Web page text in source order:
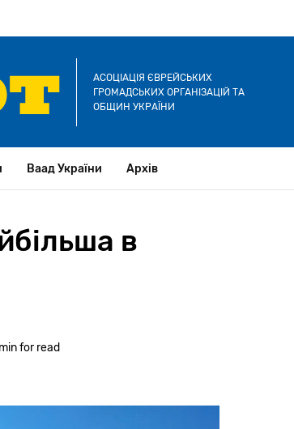
АСОЦІАЦІЯ ЄВРЕЙСЬКИХ
ГРОМАДСЬКИХ ОРГАНІЗАЦІЙ ТА
ОБЩИН УКРАЇНИ
Ваад України Архів
в
for read